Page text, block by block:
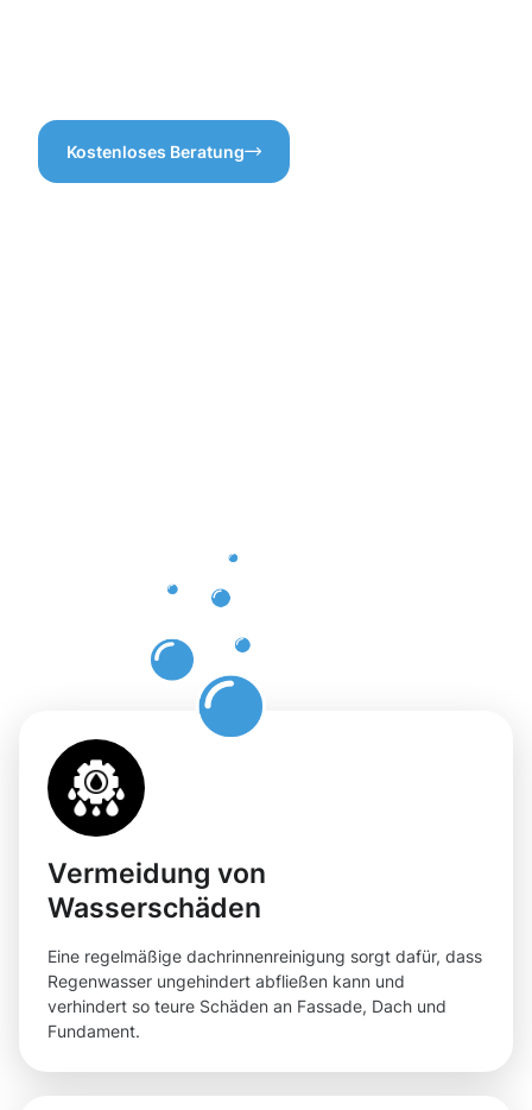
Kostenloses Beratung
Vermeidung von
Wasserschäden
Eine regelmäßige dachrinnenreinigung sorgt dafür, dass
Regenwasser ungehindert abfließen kann und
verhindert so teure Schäden an Fassade, Dach und
Fundament.